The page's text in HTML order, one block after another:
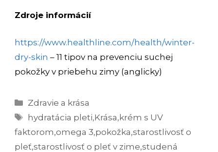
Zdroje informácií
https://www.healthline.com/health/winter-
dry-skin – 11 tipov na prevenciu suchej
pokožky v priebehu zimy (anglicky)
Kategórie
Zdravie a krása
Značky
hydratácia pleti,Krása,krém s UV
faktorom,omega 3,pokožka,starostlivosť o
pleť,starostlivosť o pleť v zime,studená